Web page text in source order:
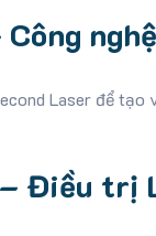
Laser để tạo
Điều trị